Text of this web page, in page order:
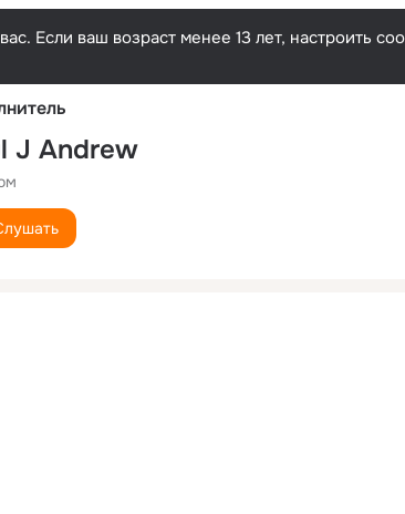
Если ваш возраст менее 13 лет, настроить
J Andrew